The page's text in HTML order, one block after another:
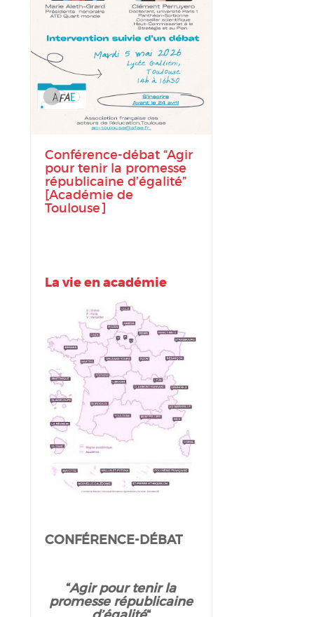
Conférence-débat “Agir
pour tenir la promesse
républicaine d’égalité”
[Académie de
Toulouse]
La vie en académie
CONFÉRENCE-DÉBAT
“Agir pour tenir la
promesse républicaine